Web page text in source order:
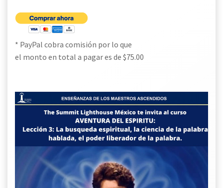
* PayPal cobra comisión por lo que
el monto en total a pagar es de $75.00